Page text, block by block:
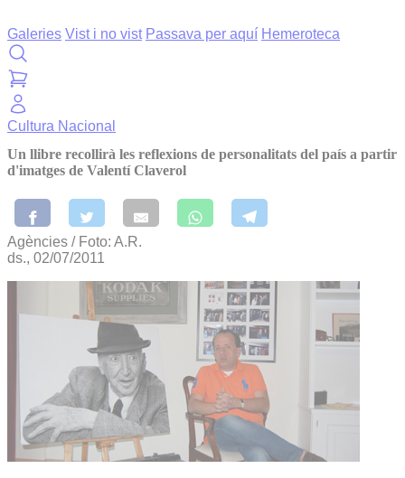
Galeries Vist i no vist Passava per aquí Hemeroteca
Cultura Nacional
Un llibre recollirà les reflexions de personalitats del país a partir
d'imatges de Valentí Claverol
Agències / Foto: A.R.
ds., 02/07/2011